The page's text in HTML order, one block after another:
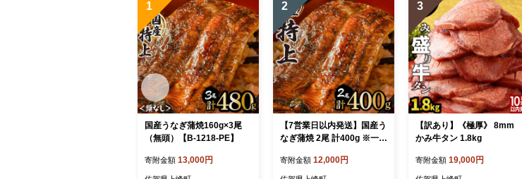
1
国産うなぎ蒲焼160g×3尾
（無頭）【B-1218-PE】
寄附金額 13,000円
2
【7営業日以内発送】国産う
なぎ蒲焼 2尾 計400g ※一部
-PE]
寄附金額 12,000円
3
【訳あり】《極厚》 8mm
かみ牛タン 1.8kg
寄附金額 19,000円